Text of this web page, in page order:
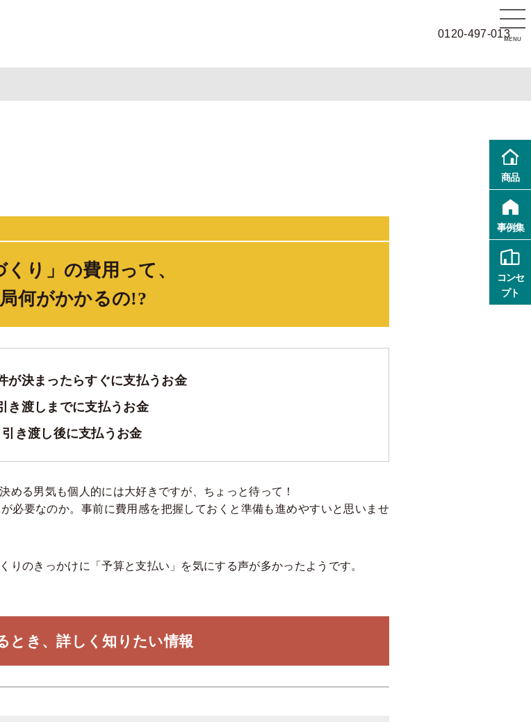
MENU
0120-497-013
くり」の費用って、
何がかかるの!?
が決まったらすぐに支払うお金
き渡しまでに支払うお金
引き渡し後に支払うお金
める男気も個人的には大好きですが、ちょっと待って！
必要なのか。事前に費用感を把握しておくと準備も進めやすいと思いませ
のきっかけに「予算と支払い」を気にする声が多かったようです。
とき、詳しく知りたい情報
商品
事例集
コンセ
プト